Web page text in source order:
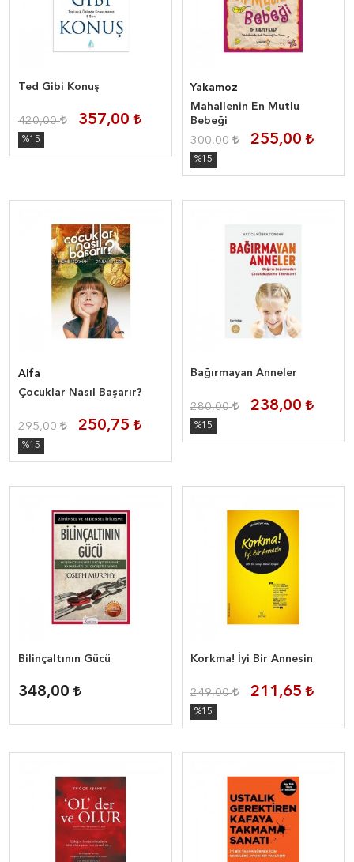
Ted Gibi Konuş
420,00 357,00
%15
Yakamoz
Mahallenin En Mutlu
Bebeği
300,00 255,00
%15
Alfa
Çocuklar Nasıl Başarır?
295,00 250,75
%15
Bağırmayan Anneler
280,00 238,00
%15
Bilinçaltının Gücü
348,00
Korkma! İyi Bir Annesin
249,00 211,65
%15